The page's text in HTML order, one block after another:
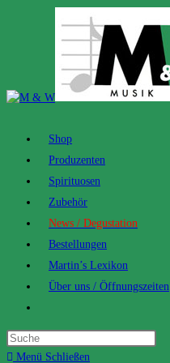
Shop
Produzenten
Spirituosen
Zubehör
News / Degustation
Bestellungen
Martin’s Lexikon
Über uns / Öffnungszeiten
website
search
Menü Schließen